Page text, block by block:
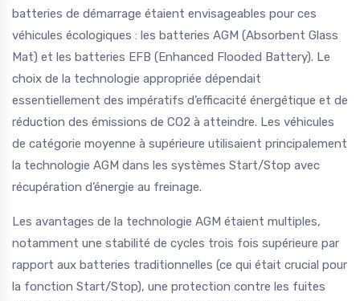
batteries de démarrage étaient envisageables pour ces
véhicules écologiques : les batteries AGM (Absorbent Glass
Mat) et les batteries EFB (Enhanced Flooded Battery). Le
choix de la technologie appropriée dépendait
essentiellement des impératifs d’efficacité énergétique et de
réduction des émissions de CO2 à atteindre. Les véhicules
de catégorie moyenne à supérieure utilisaient principalement
la technologie AGM dans les systèmes Start/Stop avec
récupération d’énergie au freinage.
Les avantages de la technologie AGM étaient multiples,
notamment une stabilité de cycles trois fois supérieure par
rapport aux batteries traditionnelles (ce qui était crucial pour
la fonction Start/Stop), une protection contre les fuites